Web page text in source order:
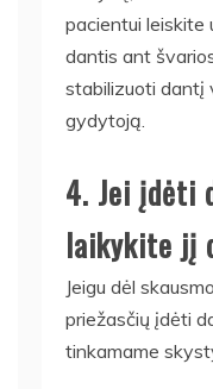
pacientui leiskite
dantis ant
stabilizuoti dantį
gydytoją.
4. Jei įdėti
laikykite jį
Jeigu dėl
priežasčių įdėti
tinkamame